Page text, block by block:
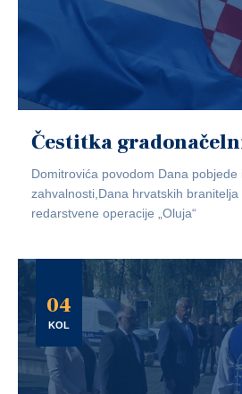
Čestitka
Domitrovića povodom Dana pobjede
zahvalnosti,Dana hrvatskih
redarstvene operacije „Oluja“
04
KOL